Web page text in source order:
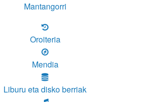
Mantangorri
Oroiteria
Mendia
Liburu eta disko berriak